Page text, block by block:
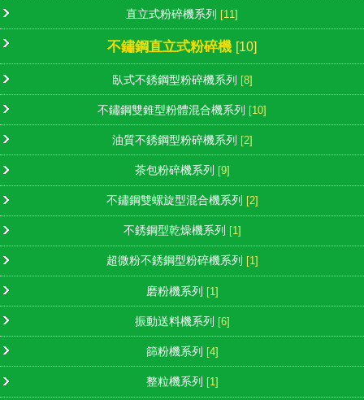
直立式粉碎機系列 [11]
不鏽鋼直立式粉碎機 [10]
臥式不銹鋼型粉碎機系列 [8]
不鏽鋼雙錐型粉體混合機系列 [10]
油質不銹鋼型粉碎機系列 [2]
茶包粉碎機系列 [9]
不鏽鋼雙螺旋型混合機系列 [2]
不銹鋼型乾燥機系列 [1]
超微粉不銹鋼型粉碎機系列 [1]
磨粉機系列 [1]
振動送料機系列 [6]
篩粉機系列 [4]
整粒機系列 [1]